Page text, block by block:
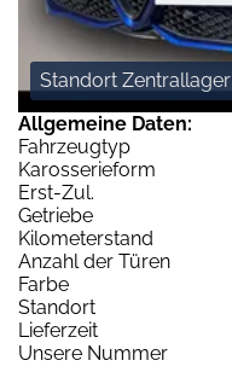
Standort Zentrallager
Allgemeine Daten:
Fahrzeugtyp
Karosserieform
Erst-Zul.
Getriebe
Kilometerstand
Anzahl der Türen
Farbe
Standort
Lieferzeit
Unsere Nummer